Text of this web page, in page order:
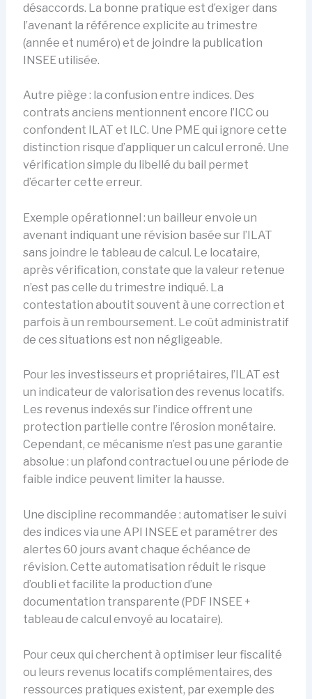
désaccords. La bonne pratique est d’exiger dans
l’avenant la référence explicite au trimestre
(année et numéro) et de joindre la publication
INSEE utilisée.
Autre piège : la confusion entre indices. Des
contrats anciens mentionnent encore l’ICC ou
confondent ILAT et ILC. Une PME qui ignore cette
distinction risque d’appliquer un calcul erroné. Une
vérification simple du libellé du bail permet
d’écarter cette erreur.
Exemple opérationnel : un bailleur envoie un
avenant indiquant une révision basée sur l’ILAT
sans joindre le tableau de calcul. Le locataire,
après vérification, constate que la valeur retenue
n’est pas celle du trimestre indiqué. La
contestation aboutit souvent à une correction et
parfois à un remboursement. Le coût administratif
de ces situations est non négligeable.
Pour les investisseurs et propriétaires, l’ILAT est
un indicateur de valorisation des revenus locatifs.
Les revenus indexés sur l’indice offrent une
protection partielle contre l’érosion monétaire.
Cependant, ce mécanisme n’est pas une garantie
absolue : un plafond contractuel ou une période de
faible indice peuvent limiter la hausse.
Une discipline recommandée : automatiser le suivi
des indices via une API INSEE et paramétrer des
alertes 60 jours avant chaque échéance de
révision. Cette automatisation réduit le risque
d’oubli et facilite la production d’une
documentation transparente (PDF INSEE +
tableau de calcul envoyé au locataire).
Pour ceux qui cherchent à optimiser leur fiscalité
ou leurs revenus locatifs complémentaires, des
ressources pratiques existent, par exemple des